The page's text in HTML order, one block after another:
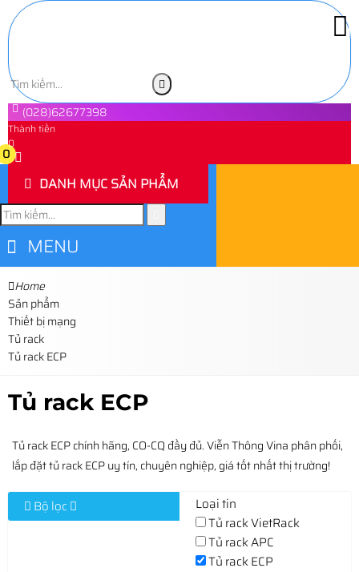
(028)62677398
Thành tiền
0
0
DANH MỤC SẢN PHẨM
MENU
Home
Sản phẩm
Thiết bị mạng
Tủ rack
Tủ rack ECP
Tủ rack ECP
Tủ rack ECP chính hãng, CO-CQ đầy đủ. Viễn Thông Vina phân phối,
lắp đặt tủ rack ECP uy tín, chuyên nghiệp, giá tốt nhất thị trường!
Bộ lọc
Loại tin
Tủ rack VietRack
Tủ rack APC
Tủ rack ECP